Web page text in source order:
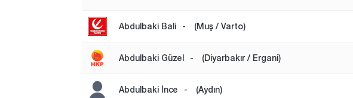
Abdulbaki Bali - (Muş / Varto)
Abdulbaki Güzel - (Diyarbakır / Ergani)
Abdulbaki İnce - (Aydın)